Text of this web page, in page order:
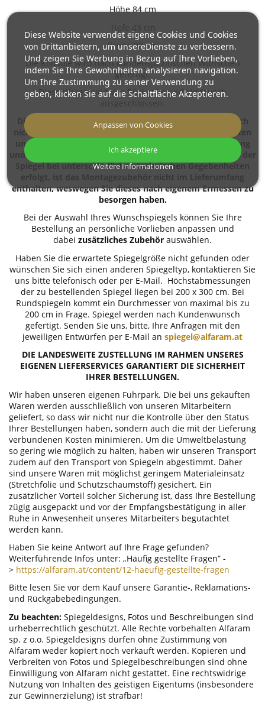
Höhe 84 cm
Tiefe 43 cm
Breite 90 cm
Die Konsole wird nach kundenspezifischen Wünschen
gefertigt.
Diese Waren sind von Rückgabe und Umtausch
ausgeschlossen.
Dienstleistungen unseres Unternehmens erstrecken sich
nicht auf die Montage von Spiegeln in den Räumlichkeiten
unserer KundenInnen. Wir sind lediglich auf die Fertigung
und Lieferung von Spiegeln spezialisiert. Da die Montage der
Spiegel bei unterschiedlichen technischen Gegebenheiten
erfolgt, ist das Montagezubehör nicht im Lieferumfang
enthalten, weswegen Sie dieses nach eigenem Ermessen zu
besorgen haben.
Bei der Auswahl Ihres Wunschspiegels können Sie Ihre
Bestellung an persönliche Vorlieben anpassen und
dabei zusätzliches Zubehör auswählen.
Haben Sie die erwartete Spiegelgröße nicht gefunden oder
wünschen Sie sich einen anderen Spiegeltyp, kontaktieren Sie
uns bitte telefonisch oder per E-Mail. Höchstabmessungen
der zu bestellenden Spiegel liegen bei 200 x 300 cm. Bei
Rundspiegeln kommt ein Durchmesser von maximal bis zu
200 cm in Frage. Spiegel werden nach Kundenwunsch
gefertigt. Senden Sie uns, bitte, Ihre Anfragen mit den
jeweiligen Entwürfen per E-Mail an spiegel@alfaram.at
DIE LANDESWEITE ZUSTELLUNG IM RAHMEN UNSERES
EIGENEN LIEFERSERVICES GARANTIERT DIE SICHERHEIT
IHRER BESTELLUNGEN.
Wir haben unseren eigenen Fuhrpark. Die bei uns gekauften
Waren werden ausschließlich von unseren Mitarbeitern
geliefert, so dass wir nicht nur die Kontrolle über den Status
Ihrer Bestellungen haben, sondern auch die mit der Lieferung
verbundenen Kosten minimieren. Um die Umweltbelastung
so gering wie möglich zu halten, haben wir unseren Transport
zudem auf den Transport von Spiegeln abgestimmt. Daher
sind unsere Waren mit möglichst geringem Materialeinsatz
(Stretchfolie und Schutzschaumstoff) gesichert. Ein
zusätzlicher Vorteil solcher Sicherung ist, dass Ihre Bestellung
zügig ausgepackt und vor der Empfangsbestätigung in aller
Ruhe in Anwesenheit unseres Mitarbeiters begutachtet
werden kann.
Haben Sie keine Antwort auf Ihre Frage gefunden?
Weiterführende Infos unter: „Häufig gestellte Fragen” -
> https://alfaram.at/content/12-haeufig-gestellte-fragen
Bitte lesen Sie vor dem Kauf unsere Garantie-, Reklamations-
und Rückgabebedingungen.
Zu beachten: Spiegeldesigns, Fotos und Beschreibungen sind
urheberrechtlich geschützt. Alle Rechte vorbehalten Alfaram
sp. z o.o. Spiegeldesigns dürfen ohne Zustimmung von
Alfaram weder kopiert noch verkauft werden. Kopieren und
Verbreiten von Fotos und Spiegelbeschreibungen sind ohne
Einwilligung von Alfaram nicht gestattet. Eine rechtswidrige
Nutzung von Inhalten des geistigen Eigentums (insbesondere
zur Gewinnerzielung) ist strafbar!
Diese Website verwendet eigene Cookies und Cookies
von Drittanbietern, um unsereDienste zu verbessern.
Und zeigen Sie Werbung in Bezug auf Ihre Vorlieben,
indem Sie Ihre Gewohnheiten analysieren navigation.
Um Ihre Zustimmung zu seiner Verwendung zu
geben, klicken Sie auf die Schaltfläche Akzeptieren.
Weitere Informationen
Anpassen von Cookies
Ich akzeptiere